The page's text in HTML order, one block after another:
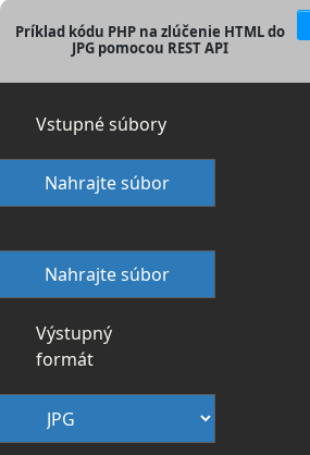
Príklad kódu PHP na zlúčenie HTML do
JPG pomocou REST API
Vstupné súbory
Nahrajte súbor
Nahrajte súbor
Výstupný
formát